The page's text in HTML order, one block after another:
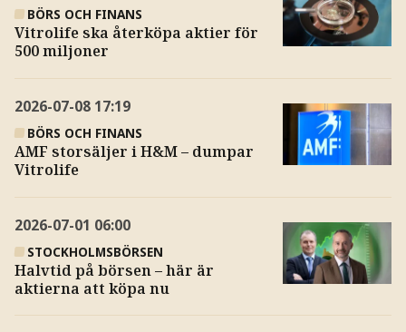
BÖRS OCH FINANS
Vitrolife ska återköpa aktier för
500 miljoner
2026-07-08 17:19
BÖRS OCH FINANS
AMF storsäljer i H&M – dumpar
Vitrolife
2026-07-01 06:00
STOCKHOLMSBÖRSEN
Halvtid på börsen – här är
aktierna att köpa nu